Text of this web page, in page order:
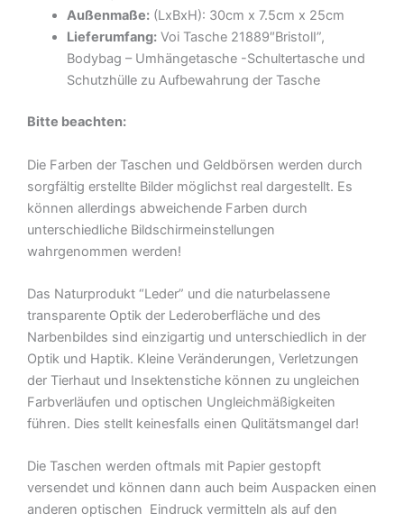
Außenmaße:(LxBxH): 30cm x 7.5cm x 25cm
Lieferumfang:Voi Tasche 21889″BristolI”,
Bodybag – Umhängetasche -Schultertasche und
Schutzhülle zu Aufbewahrung der Tasche
Bitte beachten:
Die Farben der Taschen und Geldbörsen werden durch
sorgfältig erstellte Bilder möglichst real dargestellt. Es
können allerdings abweichende Farben durch
unterschiedliche Bildschirmeinstellungen
wahrgenommen werden!
Das Naturprodukt “Leder” und die naturbelassene
transparente Optik der Lederoberfläche und des
Narbenbildes sind einzigartig und unterschiedlich in der
Optik und Haptik. Kleine Veränderungen, Verletzungen
der Tierhaut und Insektenstiche können zu ungleichen
Farbverläufen und optischen Ungleichmäßigkeiten
führen. Dies stellt keinesfalls einen Qulitätsmangel dar!
Die Taschen werden oftmals mit Papier gestopft
versendet und können dann auch beim Auspacken einen
anderen optischen Eindruck vermitteln als auf den